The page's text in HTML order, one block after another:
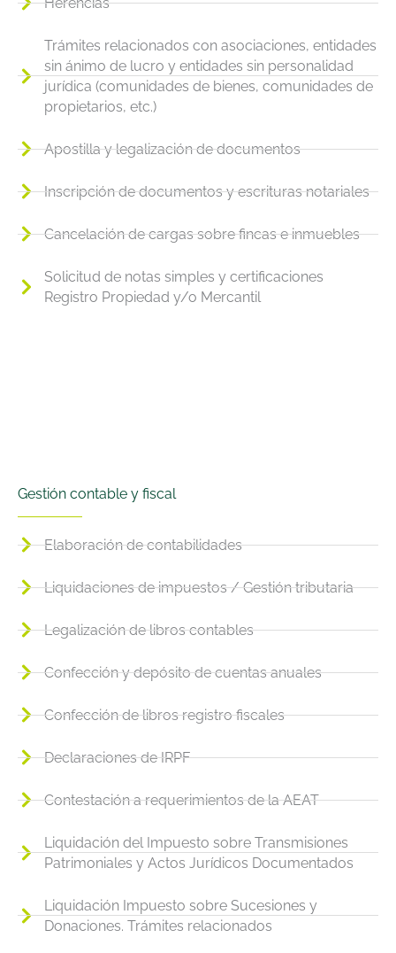
Trámites relacionados con asociaciones, entidades
sin ánimo de lucro y entidades sin personalidad
jurídica (comunidades de bienes, comunidades de
propietarios, etc.)
Apostilla y legalización de documentos
Inscripción de documentos y escrituras notariales
Cancelación de cargas sobre fincas e inmuebles
Solicitud de notas simples y certificaciones
Registro Propiedad y/o Mercantil
Gestión contable y fiscal
Elaboración de contabilidades
Liquidaciones de impuestos / Gestión tributaria
Legalización de libros contables
Confección y depósito de cuentas anuales
Confección de libros registro fiscales
Declaraciones de IRPF
Contestación a requerimientos de la AEAT
Liquidación del Impuesto sobre Transmisiones
Patrimoniales y Actos Jurídicos Documentados
Liquidación Impuesto sobre Sucesiones y
Donaciones. Trámites relacionados